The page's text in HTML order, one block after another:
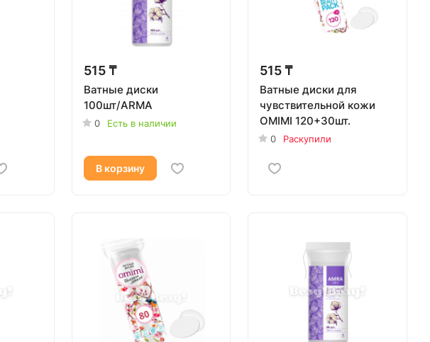
515 ₸
Ватные диски
100шт/ARMA
0 Есть в наличии
В корзину
515 ₸
Ватные диски для
чувствительной кожи
OMIMI 120+30шт.
0 Раскупили